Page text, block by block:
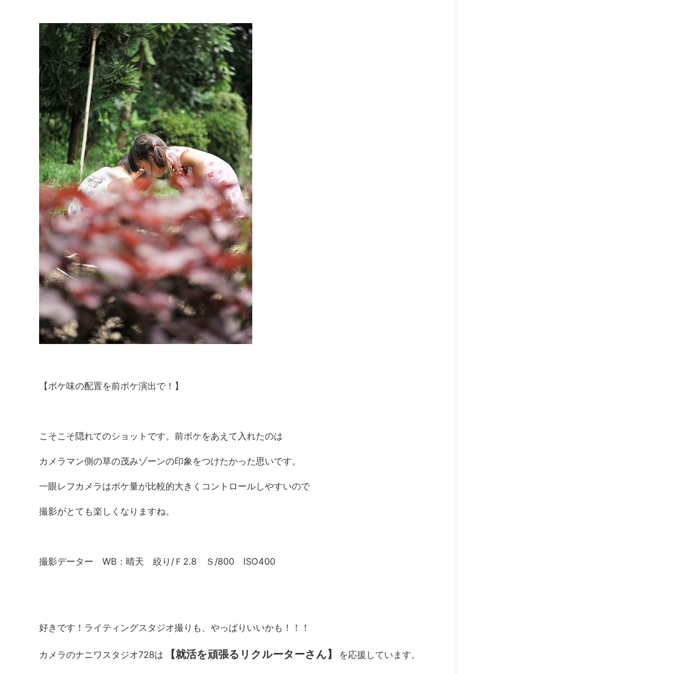
【ボケ味の配置を前ボケ演出で！】
こそこそ隠れてのショットです。前ボケをあえて入れたのは
カメラマン側の草の茂みゾーンの印象をつけたかった思いです。
一眼レフカメラはボケ量が比較的大きくコントロールしやすいので
撮影がとても楽しくなりますね。
撮影データー WB：晴天 絞り/Ｆ2.8 Ｓ/800 ISO400
好きです！ライティングスタジオ撮りも、やっぱりいいかも！！！
カメラのナニワスタジオ728は 【就活を頑張るリクルーターさん】 を応援しています。